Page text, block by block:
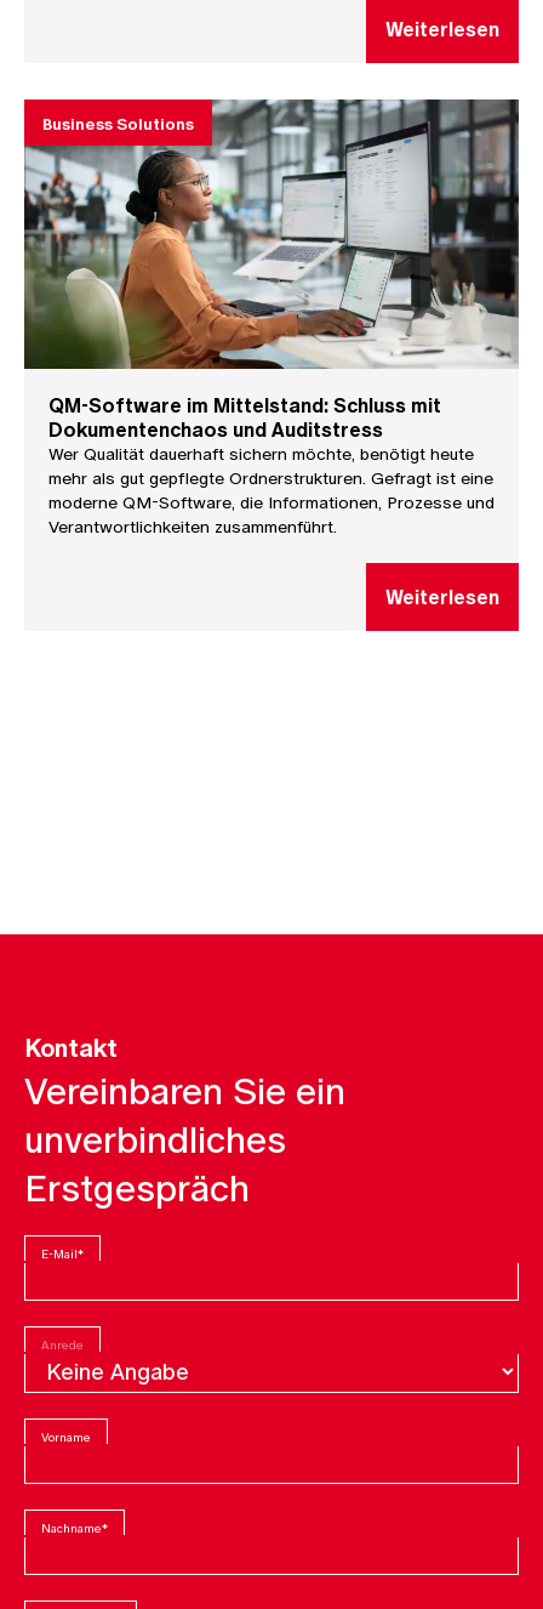
Weiterlesen
Business Solutions
QM-Software im Mittelstand: Schluss mit
Dokumentenchaos und Auditstress
Wer Qualität dauerhaft sichern möchte, benötigt heute
mehr als gut gepflegte Ordnerstrukturen. Gefragt ist eine
moderne QM-Software, die Informationen, Prozesse und
Verantwortlichkeiten zusammenführt.
Weiterlesen
Kontakt
Vereinbaren Sie ein
unverbindliches
Erstgespräch
E-Mail*
Anrede
Vorname
Nachname*